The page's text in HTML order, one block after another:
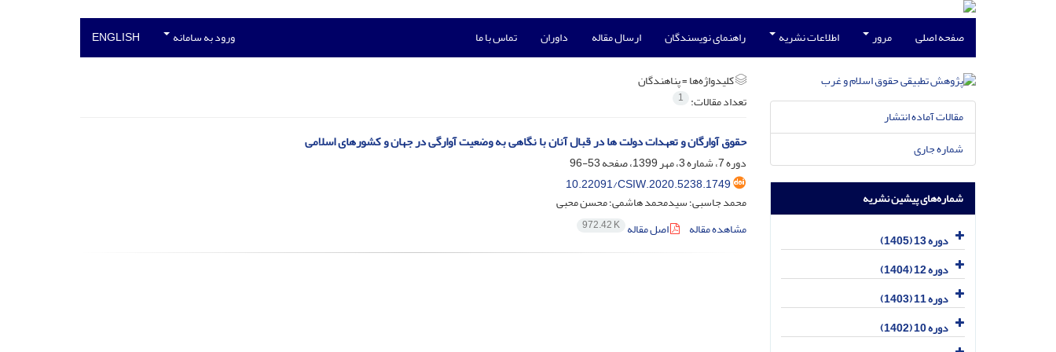
صفحه اصلی مرور اطلاعات نشریه راهنمای نویسندگان ارسال مقاله داوران تماس با ما ورود به سامانه ENGLISH
کلیدواژه‌ها =پناهندگان
تعداد مقالات: 1
حقوق آوارگان و تعهدات دولت ها در قبال آنان با نگاهی به وضعیت آوارگی در جهان و کشورهای اسلامی
دوره 7، شماره 3، مهر 1399، صفحه
53-96
10.22091/CSIW.2020.5238.1749
محمد جاسبی؛ سیدمحمد هاشمی؛ محسن محبی
مشاهده مقاله
اصل مقاله 972.42 K
مقالات آماده انتشار
شماره جاری
شماره‌های پیشین نشریه
دوره 13 (1405)
دوره 12 (1404)
دوره 11 (1403)
دوره 10 (1402)